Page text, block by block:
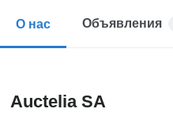
О нас Объявления
Auctelia SA